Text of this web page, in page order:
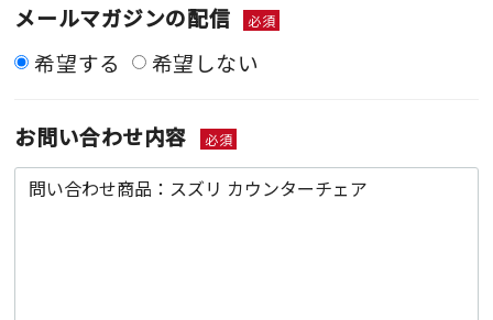
メールマガジンの配信 必須
希望する 希望しない
お問い合わせ内容 必須